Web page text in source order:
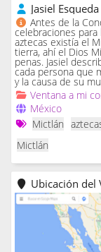
Jasiel Esqueda
Antes de la
celebraciones
aztecas existía el
tierra, ahí el Dios
penas. Jasiel
cada persona que
y la causa de su
Ventana a mi
México
Mictlán
Mictlán
Ubicación del